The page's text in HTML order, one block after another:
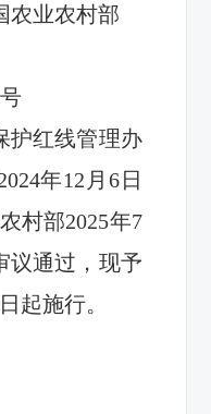
农业农村部
号
护红线管理办
年12月 6日
村部2025年7
议通过，现予
日 起施行。